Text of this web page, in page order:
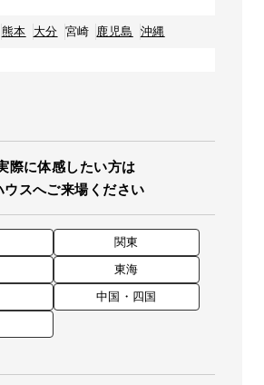
熊本 大分 宮崎 鹿児島 沖縄
際に体感したい方は
スへご来場ください
関東
東海
中国・四国